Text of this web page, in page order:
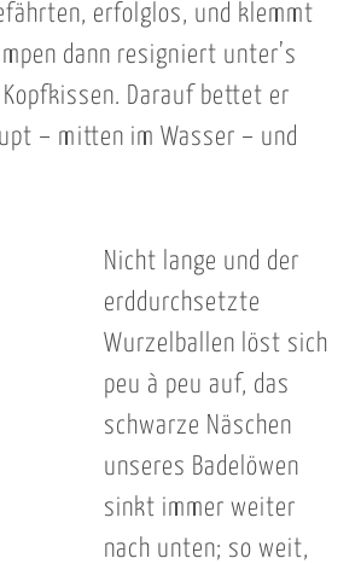
erfolglos, und klemmt
dann resigniert unter’s
Darauf bettet er
– mitten im Wasser – und
Nicht lange und der
erddurchsetzte
Wurzelballen löst sich
peu à peu auf, das
schwarze Näschen
unseres Badelöwen
sinkt immer weiter
nach unten; so weit,